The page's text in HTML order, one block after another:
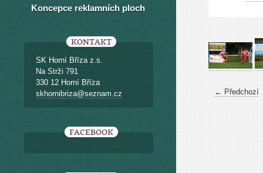
← Předchozí
Koncepce reklamních ploch
KONTAKT
SK Horní Bříza z.s.
Na Strži 791
330 12 Horní Bříza
skhornibriza@seznam.cz
FACEBOOK